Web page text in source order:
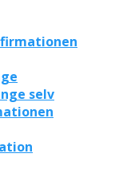
selv